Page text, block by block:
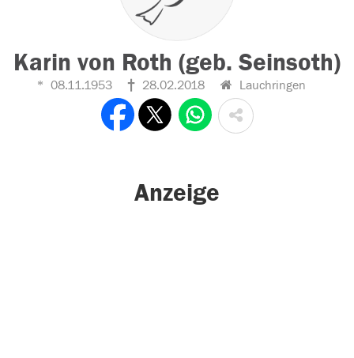
Karin von Roth (geb. Seinsoth)
08.11.1953 28.02.2018 Lauchringen
Anzeige